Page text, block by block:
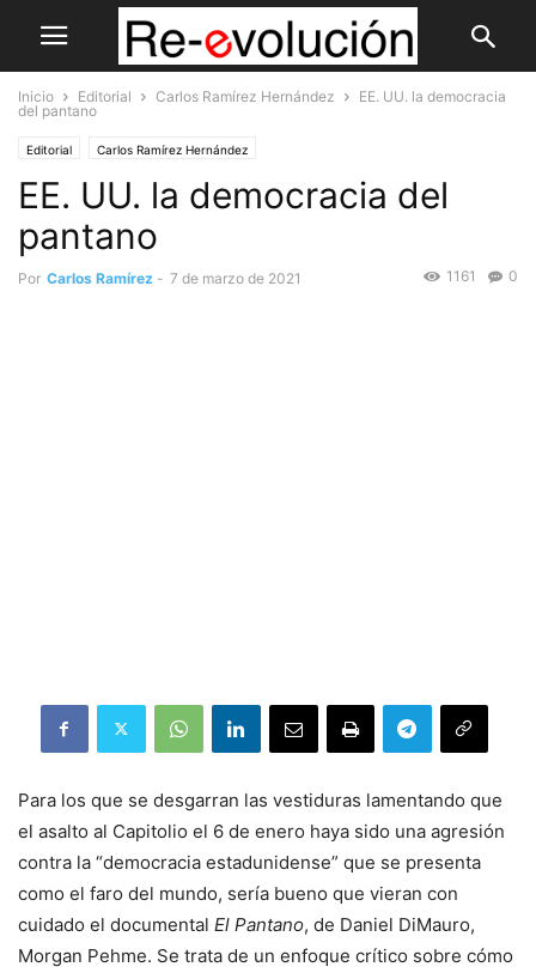
Inicio Editorial Carlos Ramírez Hernández
EE. UU. la democracia
del pantano
Editorial Carlos Ramírez Hernández
EE. UU. la democracia del
pantano
Por Carlos Ramírez - 7 de marzo de 2021 0
1161
Para los que se desgarran las vestiduras lamentando que
el asalto al Capitolio el 6 de enero haya sido una agresión
contra la “democracia estadunidense” que se presenta
como el faro del mundo, sería bueno que vieran con
cuidado el documental El Pantano, de Daniel DiMauro,
Morgan Pehme. Se trata de un enfoque crítico sobre cómo